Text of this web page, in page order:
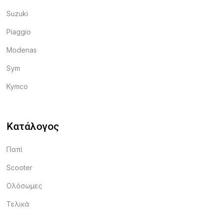
Suzuki
Piaggio
Modenas
Sym
Kymco
Κατάλογος
Παπί
Scooter
Ολόσωμες
Τελικά